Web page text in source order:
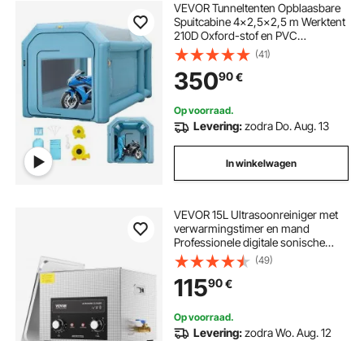
VEVOR Tunneltenten Opblaasbare
Spuitcabine 4x2,5x2,5 m Werktent
210D Oxford-stof en PVC
Lakcabine met Opblaasventilator en
Ventilatieventilator voor het
Schilderen van Auto-onderdelen,
Kamperen
(41)
35090€
Op voorraad.
Levering:zodra Do. Aug. 13
In winkelwagen
VEVOR 15L Ultrasoonreiniger met
verwarmingstimer en mand
Professionele digitale sonische
cavitatiemachine, 360W
Reinigingsmachine voor
laboratoriumgereedschappen
Metalen onderdelen Carburateur
Messing Auto-onderdelen
Motoronderdelen
(49)
11590€
Op voorraad.
Levering:zodra Wo. Aug. 12